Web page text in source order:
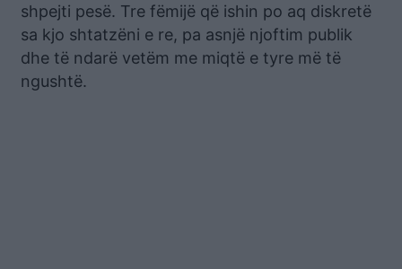
shpejti pesë. Tre fëmijë që ishin po aq diskretë
sa kjo shtatzëni e re, pa asnjë njoftim publik
dhe të ndarë vetëm me miqtë e tyre më të
ngushtë.